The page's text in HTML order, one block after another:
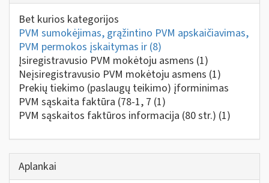
Bet kurios kategorijos
PVM sumokėjimas, grąžintino PVM apskaičiavimas,
PVM permokos įskaitymas ir (8)
Įsiregistravusio PVM mokėtoju asmens (1)
Neįsiregistravusio PVM mokėtoju asmens (1)
Prekių tiekimo (paslaugų teikimo) įforminimas
PVM sąskaita faktūra (78-1, 7 (1)
PVM sąskaitos faktūros informacija (80 str.) (1)
Aplankai